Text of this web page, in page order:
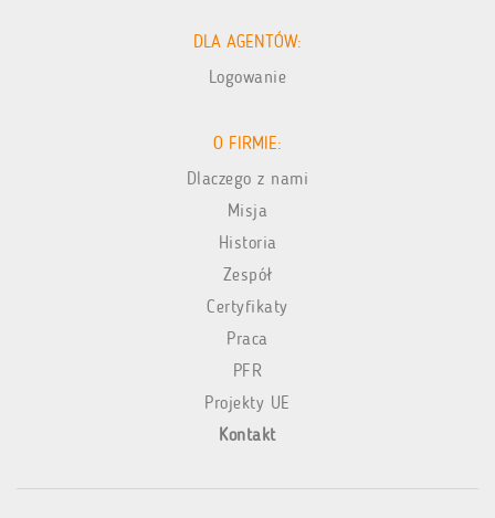
DLA AGENTÓW:
Logowanie
O FIRMIE:
Dlaczego z nami
Misja
Historia
Zespół
Certyfikaty
Praca
PFR
Projekty UE
Kontakt